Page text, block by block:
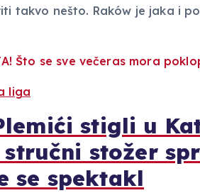
takvo nešto. Raków je jaka i
liga
stigli u
stožer
se spektakl